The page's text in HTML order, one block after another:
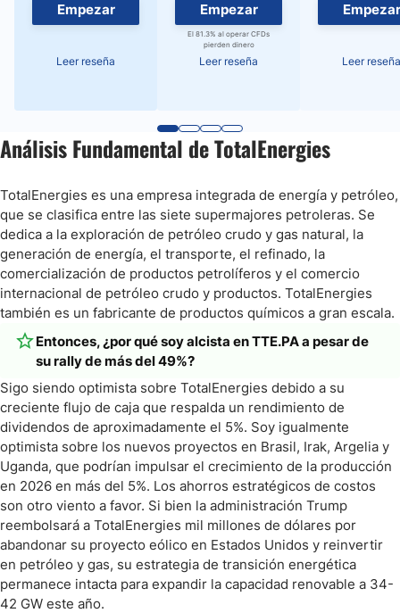
Empezar
Leer reseña
Empezar
El 81.3% al operar CFDs
pierden dinero
Leer reseña
Empezar
Leer reseña
Análisis Fundamental de TotalEnergies
TotalEnergies es una empresa integrada de energía y petróleo,
que se clasifica entre las siete supermajores petroleras. Se
dedica a la exploración de petróleo crudo y gas natural, la
generación de energía, el transporte, el refinado, la
comercialización de productos petrolíferos y el comercio
internacional de petróleo crudo y productos. TotalEnergies
también es un fabricante de productos químicos a gran escala.
Entonces, ¿por qué soy alcista en TTE.PA a pesar de
su rally de más del 49%?
Sigo siendo optimista sobre TotalEnergies debido a su
creciente flujo de caja que respalda un rendimiento de
dividendos de aproximadamente el 5%. Soy igualmente
optimista sobre los nuevos proyectos en Brasil, Irak, Argelia y
Uganda, que podrían impulsar el crecimiento de la producción
en 2026 en más del 5%. Los ahorros estratégicos de costos
son otro viento a favor. Si bien la administración Trump
reembolsará a TotalEnergies mil millones de dólares por
abandonar su proyecto eólico en Estados Unidos y reinvertir
en petróleo y gas, su estrategia de transición energética
permanece intacta para expandir la capacidad renovable a 34-
42 GW este año.